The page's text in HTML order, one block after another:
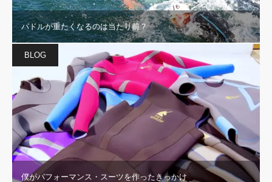
パドルが重たくなるのは当たり前？
BLOG
僕がパフォーマンス・スーツを作ったきっかけ